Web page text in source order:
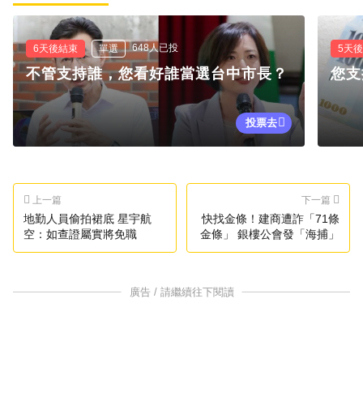
6天後結束 單選 648人已投
不管支持誰，您看好誰當選台中市長？
投票去
5天
您
上一篇
地勤人員偷拍裙底 星宇航
空：如查證屬實將免職
下一篇
快找金條！建商遭詐「71條
金條」 銀樓公會發「海捕」
廣告 / 請繼續往下閱讀